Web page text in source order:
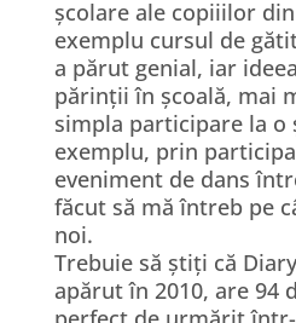
școlare ale copiiilor
exemplu cursul de
a părut genial, iar
părinții în școală, mai
simpla participare la o
exemplu, prin
eveniment de dans
făcut să mă întreb pe
noi.
Trebuie să știți că
apărut în 2010, are 94